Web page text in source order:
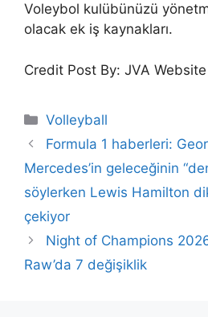
Voleybol kulübünüzü
olacak ek iş kaynakları.
Credit Post By: JVA
Categories
Volleyball
Formula 1 haberleri:
Mercedes’in geleceğinin
söylerken Lewis Hamilton
çekiyor
Night of Champions
Raw’da 7 değişiklik